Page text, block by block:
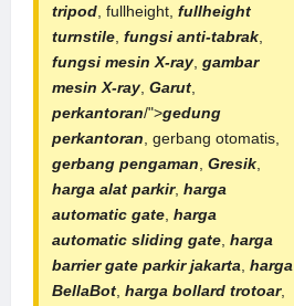
tripod, fullheight, fullheight
turnstile, fungsi anti-tabrak,
fungsi mesin X-ray, gambar
mesin X-ray, Garut,
perkantoran/">gedung
perkantoran, gerbang otomatis,
gerbang pengaman, Gresik,
harga alat parkir, harga
automatic gate, harga
automatic sliding gate, harga
barrier gate parkir jakarta, harga
BellaBot, harga bollard trotoar,